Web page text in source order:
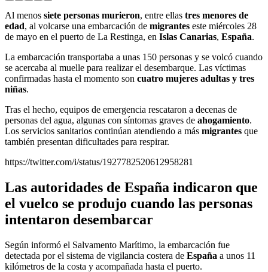
Al menos siete personas murieron, entre ellas tres menores de
edad, al volcarse una embarcación de migrantes este miércoles 28
de mayo en el puerto de La Restinga, en Islas Canarias, España.
La embarcación transportaba a unas 150 personas y se volcó cuando
se acercaba al muelle para realizar el desembarque. Las víctimas
confirmadas hasta el momento son cuatro mujeres adultas y tres
niñas.
Tras el hecho, equipos de emergencia rescataron a decenas de
personas del agua, algunas con síntomas graves de ahogamiento.
Los servicios sanitarios continúan atendiendo a más migrantes que
también presentan dificultades para respirar.
https://twitter.com/i/status/1927782520612958281
Las autoridades de España indicaron que
el vuelco se produjo cuando las personas
intentaron desembarcar
Según informó el Salvamento Marítimo, la embarcación fue
detectada por el sistema de vigilancia costera de España a unos 11
kilómetros de la costa y acompañada hasta el puerto.